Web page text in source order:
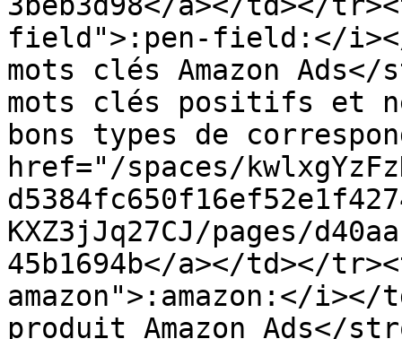
field">:pen-field:</i></
mots clés Amazon
mots clés positifs et
bons types de
href="/spaces/
KXZ3jJq27CJ/pages/
45b1694b</a></td></
amazon">:amazon:</
produit Amazon Ads</